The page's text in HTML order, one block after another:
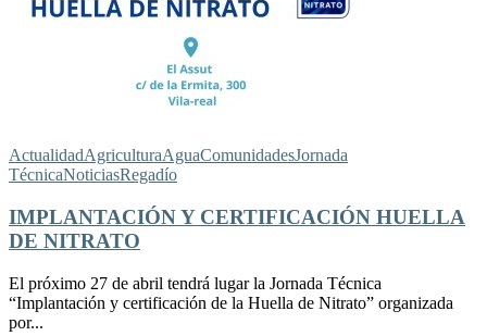
ActualidadAgriculturaAguaComunidadesJornada
TécnicaNoticiasRegadío
IMPLANTACIÓN Y CERTIFICACIÓN HUELLA
DE NITRATO
El próximo 27 de abril tendrá lugar la Jornada Técnica
“Implantación y certificación de la Huella de Nitrato” organizada
por...